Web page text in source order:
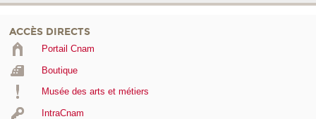
ACCÈS DIRECTS
Portail Cnam
Boutique
Musée des arts et métiers
IntraCnam